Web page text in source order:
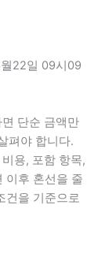
22일 09시09
단순 금액만
펴야 합니다.
용, 포함 항목,
이후 혼선을 줄
건을 기준으로